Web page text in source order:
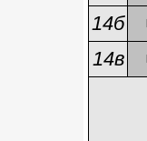
14б
14в